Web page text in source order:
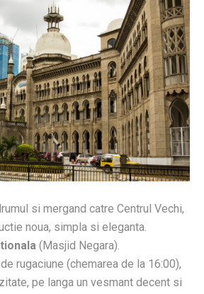
si mergand catre Centrul Vechi,
noua, simpla si eleganta.
(Masjid Negara).
rugaciune (chemarea de la 16:00),
pe langa un vesmant decent si